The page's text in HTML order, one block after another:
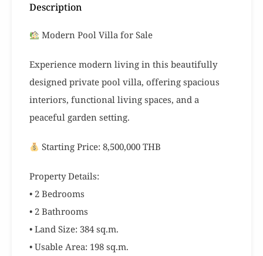
Description
Modern Pool Villa for Sale
Experience modern living in this beautifully
designed private pool villa, offering spacious
interiors, functional living spaces, and a
peaceful garden setting.
Starting Price: 8,500,000 THB
Property Details:
• 2 Bedrooms
• 2 Bathrooms
• Land Size: 384 sq.m.
• Usable Area: 198 sq.m.